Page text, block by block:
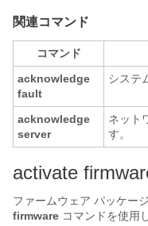
関連コマンド
コマンド
acknowledge
fault
システ
acknowledge
server
ネット
す。
activate
ファームウェア パッケー
firmware コマンドを使用